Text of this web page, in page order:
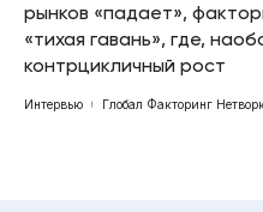
рынков «падает»,
«тихая гавань», где,
контрцикличный рост
Интервью Глобал Факторинг